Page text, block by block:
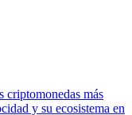
criptomonedas más
y su ecosistema en